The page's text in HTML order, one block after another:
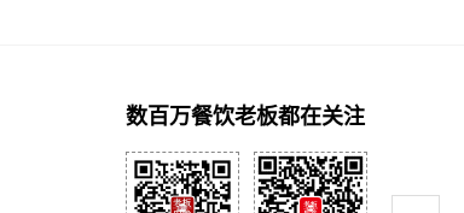
数百万餐饮老板都在关注